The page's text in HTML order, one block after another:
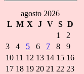
agosto 2026
L M X J V S D
1
2
3
4 5 6 7 8
9
10 11 12 13 14 15 16
17 18 19 20 21 22 23